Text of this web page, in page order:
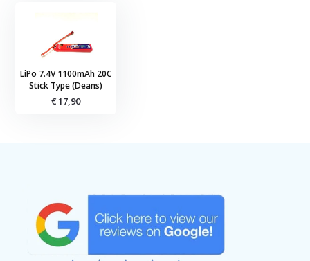
LiPo 7.4V 1100mAh 20C
Stick Type (Deans)
€ 17,90